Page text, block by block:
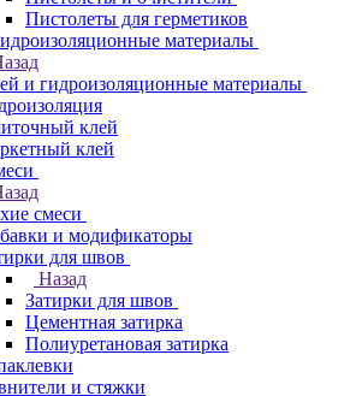
Пистолеты для герметиков
материалы
и гидроизоляционные материалы
клей
клей
смеси
и модификаторы
для швов
Назад
Затирки для швов
Цементная затирка
Полиуретановая затирка
и стяжки